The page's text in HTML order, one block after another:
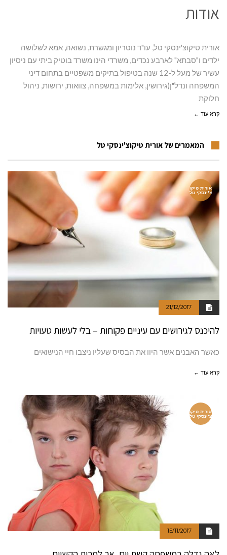
אודות
אורית טיקוצ'ינסקי טל, עו"ד נוטריון ומגשרת, נשואה, אמא לשלושה
ילדים ו"סבתא" לארבע נכדים, משרדי הינו משרד בוטיק ביתי עם ניסיון
עשיר של מעל ל-12 שנה בטיפול בתיקים משפטיים בתחום דיני
המשפחה ונדל"ן(גירושין, אלימות במשפחה, צוואות, ירושות, ניהול
חלוקת
קרא עוד ←
המאמרים של אורית טיקוצ'ינסקי טל
אורית טיקו
צ'ינסקי טל
21/12/2017
להיכנס לגירושים עם עיניים פקוחות – בלי לעשות טעויות
כאשר האבנים אשר היוו את הבסיס שעליו ניצבו חיי הנישואים
קרא עוד ←
אורית טיקו
צ'ינסקי טל
15/11/2017